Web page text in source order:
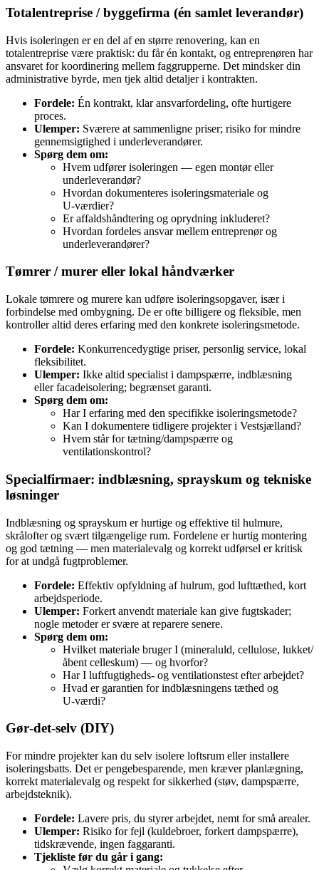
Totalentreprise / byggefirma (én samlet leverandør)
Hvis isoleringen er en del af en større renovering, kan en
totalentreprise være praktisk: du får én kontakt, og entreprenøren har
ansvaret for koordinering mellem faggrupperne. Det mindsker din
administrative byrde, men tjek altid detaljer i kontrakten.
Fordele: Én kontrakt, klar ansvarfordeling, ofte hurtigere
proces.
Ulemper: Sværere at sammenligne priser; risiko for mindre
gennemsigtighed i underleverandører.
Spørg dem om:
Hvem udfører isoleringen — egen montør eller
underleverandør?
Hvordan dokumenteres isoleringsmateriale og
U‑værdier?
Er affaldshåndtering og oprydning inkluderet?
Hvordan fordeles ansvar mellem entreprenør og
underleverandører?
Tømrer / murer eller lokal håndværker
Lokale tømrere og murere kan udføre isoleringsopgaver, især i
forbindelse med ombygning. De er ofte billigere og fleksible, men
kontroller altid deres erfaring med den konkrete isoleringsmetode.
Fordele: Konkurrencedygtige priser, personlig service, lokal
fleksibilitet.
Ulemper: Ikke altid specialist i dampspærre, indblæsning
eller facadeisolering; begrænset garanti.
Spørg dem om:
Har I erfaring med den specifikke isoleringsmetode?
Kan I dokumentere tidligere projekter i Vestsjælland?
Hvem står for tætning/dampspærre og
ventilationskontrol?
Specialfirmaer: indblæsning, sprayskum og tekniske
løsninger
Indblæsning og sprayskum er hurtige og effektive til hulmure,
skrålofter og svært tilgængelige rum. Fordelene er hurtig montering
og god tætning — men materialevalg og korrekt udførsel er kritisk
for at undgå fugtproblemer.
Fordele: Effektiv opfyldning af hulrum, god lufttæthed, kort
arbejdsperiode.
Ulemper: Forkert anvendt materiale kan give fugtskader;
nogle metoder er svære at reparere senere.
Spørg dem om:
Hvilket materiale bruger I (mineraluld, cellulose, lukket/
åbent celleskum) — og hvorfor?
Har I luftfugtigheds- og ventilationstest efter arbejdet?
Hvad er garantien for indblæsningens tæthed og
U‑værdi?
Gør‑det‑selv (DIY)
For mindre projekter kan du selv isolere loftsrum eller installere
isoleringsbatts. Det er pengebesparende, men kræver planlægning,
korrekt materialevalg og respekt for sikkerhed (støv, dampspærre,
arbejdsteknik).
Fordele: Lavere pris, du styrer arbejdet, nemt for små arealer.
Ulemper: Risiko for fejl (kuldebroer, forkert dampspærre),
tidskrævende, ingen faggaranti.
Tjekliste før du går i gang: